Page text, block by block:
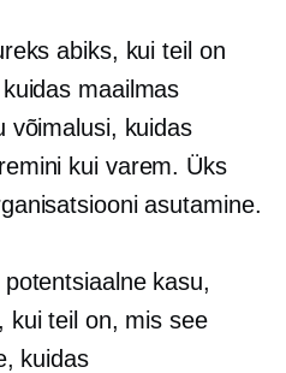
abiks, kui teil on
maailmas
võimalusi, kuidas
kui varem. Üks
asutamine.
kasu,
kui teil on, mis see
kuidas